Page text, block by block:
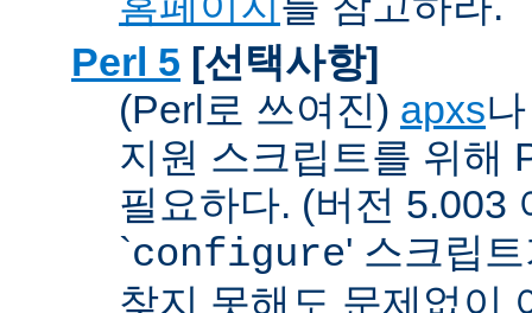
Perl 5 [선택사항]
(Perl로 쓰여진) apxs
지원 스크립트를 위해
필요하다. (버전 5.003
`configure' 스크립
찾지 못해도 문제없이